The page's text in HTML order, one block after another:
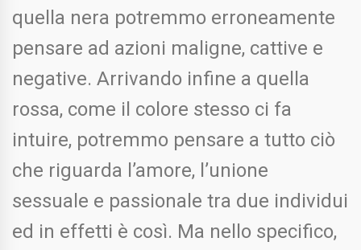
quella nera potremmo erroneamente
pensare ad azioni maligne, cattive e
negative. Arrivando infine a quella
rossa, come il colore stesso ci fa
intuire, potremmo pensare a tutto ciò
che riguarda l’amore, l’unione
sessuale e passionale tra due individui
ed in effetti è così. Ma nello specifico,